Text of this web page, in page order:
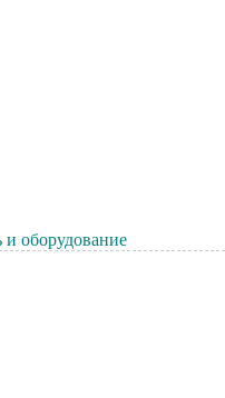
оборудование